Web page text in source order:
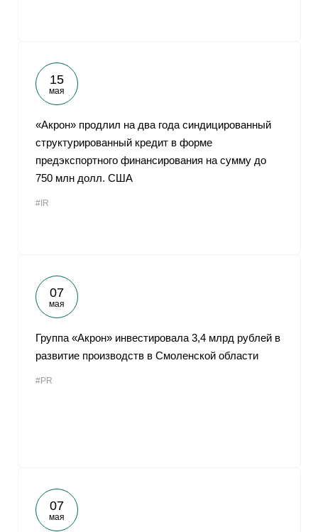
15
мая
«Акрон» продлил на два года синдицированный
структурированный кредит в форме
предэкспортного финансирования на сумму до
750 млн долл. США
#IR
07
мая
Группа «Акрон» инвестировала 3,4 млрд рублей в
развитие производств в Смоленской области
#PR
07
мая